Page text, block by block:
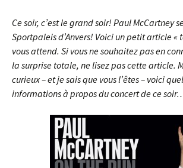
Ce soir, c’est le grand soir! Paul McCartney
Sportpaleis d’Anvers! Voici un petit article «
vous attend. Si vous ne souhaitez pas en
la surprise totale, ne lisez pas cette article.
curieux – et je sais que vous l’êtes – voici
informations à propos du concert de ce